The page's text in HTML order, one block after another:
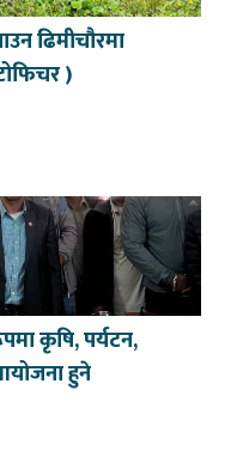
ढिमीचौरमा
)
कृषि, पर्यटन,
हुने